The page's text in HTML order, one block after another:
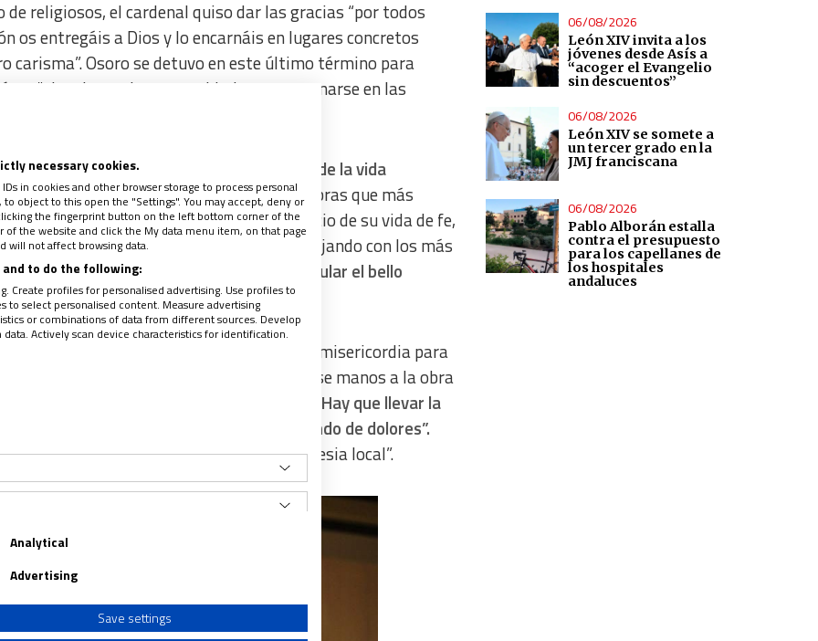
religiosos, el cardenal quiso dar las gracias “por todos
os entregáis a Dios y lo encarnáis en lugares concretos
carisma”. Osoro se detuvo en este último término para
“el carisma tiene capacidad para encarnarse en las
lugares de Madrid si faltara la presencia de la vida
que los consagrados estáis en las obras que más
el cardenal, a la vez que recordó el inicio de su vida de fe,
que hoy, con más de 90 años, sigue trabajando con los más
a “seguir regalando a la Iglesia particular el bello
para la vida consagrada basado en la misericordia para
Desde ahí, instó a toda la Iglesia ponerse manos a la obra
no burocrática ni de término medio. Hay que llevar la
porque el mundo se está retorciendo de dolores”.
teórica, sino desde el trabajo en la Iglesia local”.
06/08/2026
León XIV invita a los
jóvenes desde Asís a
“acoger el Evangelio
sin descuentos”
06/08/2026
León XIV se somete a
un tercer grado en la
JMJ franciscana
06/08/2026
Pablo Alborán estalla
contra el presupuesto
para los capellanes de
los hospitales
andaluces
necessary cookies.
in cookies and other browser storage to process personal
object to this open the "Settings". You may accept, deny or
the fingerprint button on the left bottom corner of the
the website and click the My data menu item, on that page
will not affect browsing data.
to do the following:
Create profiles for personalised advertising. Use profiles to
to select personalised content. Measure advertising
or combinations of data from different sources. Develop
Actively scan device characteristics for identification.
Analytical
Advertising
Save settings